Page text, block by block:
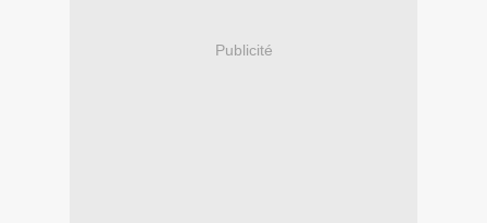
Publicité